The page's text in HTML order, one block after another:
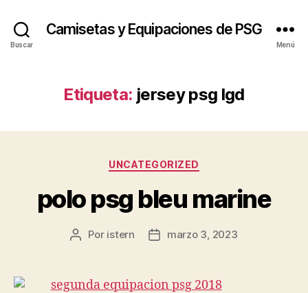
Buscar
Camisetas y Equipaciones de PSG
Menú
Etiqueta: jersey psg lgd
Categorías
UNCATEGORIZED
polo psg bleu marine
Autor
entrada
Por istern
Fecha
entrada
marzo 3, 2023